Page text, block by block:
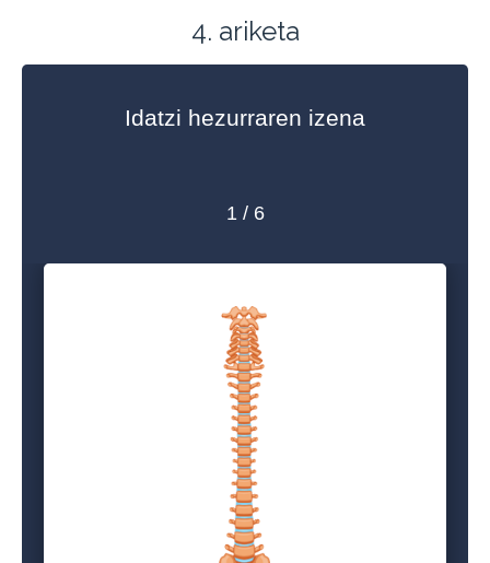
4. ariketa